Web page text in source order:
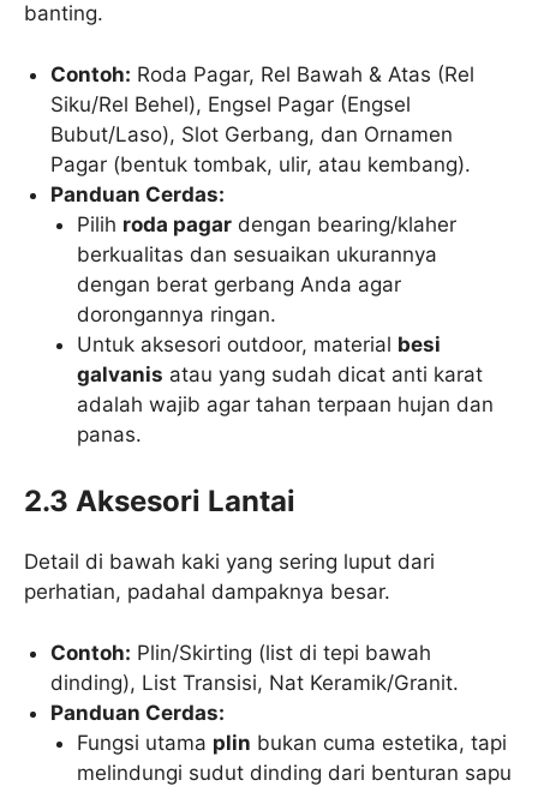
banting.
Contoh: Roda Pagar, Rel Bawah & Atas (Rel
Siku/Rel Behel), Engsel Pagar (Engsel
Bubut/Laso), Slot Gerbang, dan Ornamen
Pagar (bentuk tombak, ulir, atau kembang).
Panduan Cerdas:
Pilih roda pagar dengan bearing/klaher
berkualitas dan sesuaikan ukurannya
dengan berat gerbang Anda agar
dorongannya ringan.
Untuk aksesori outdoor, material besi
galvanis atau yang sudah dicat anti karat
adalah wajib agar tahan terpaan hujan dan
panas.
2.3 Aksesori Lantai
Detail di bawah kaki yang sering luput dari
perhatian, padahal dampaknya besar.
Contoh: Plin/Skirting (list di tepi bawah
dinding), List Transisi, Nat Keramik/Granit.
Panduan Cerdas:
Fungsi utama plin bukan cuma estetika, tapi
melindungi sudut dinding dari benturan sapu